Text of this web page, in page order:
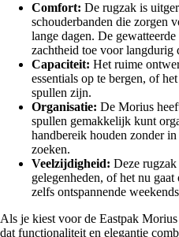
Comfort: De rugzak is
schouderbanden die zorgen
lange dagen. De
zachtheid toe voor langdurig
Capaciteit: Het ruime
essentials op te bergen, of
spullen zijn.
Organisatie: De Morius
spullen gemakkelijk kunt
handbereik houden zonder
zoeken.
Veelzijdigheid: Deze
gelegenheden, of het nu
zelfs ontspannende
Als je kiest voor de Eastpak
dat functionaliteit en elegantie